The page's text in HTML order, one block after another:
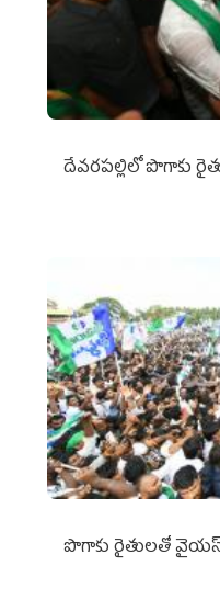
దేవరపల్లిలో పొగాకు
పొగాకు రైతుల‌తో